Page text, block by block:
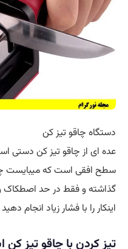
دستگاه چاقو تیز کن
عده ای از چاقو تیز کن دستی
سطح افقی است که میبایست
گذاشته و فقط در حد اصطکاک و
اینکار را با فشار زیاد انجام
تیز کردن با چاقو تیز کن